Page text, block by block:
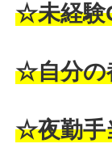
☆未経験
☆自分の
☆夜勤手